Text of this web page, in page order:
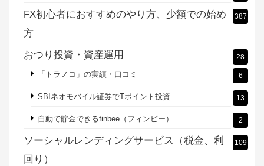
FX初心者におすすめのやり方、少額での始め
方
387
おつり投資・資産運用 28
「トラノコ」の実績・口コミ 6
SBIネオモバイル証券でTポイント投資 13
自動で貯金できるfinbee（フィンビー） 2
ソーシャルレンディングサービス（税金、利
回り）
109